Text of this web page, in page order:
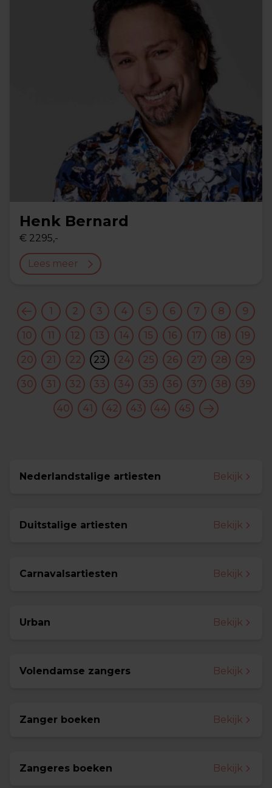
Henk Bernard
€ 2295,-
Lees meer
1 2 3 4 5 6 7 8 9
10 11 12 13 14 15 16 17 18 19
20 21 22 23 24 25 26 27 28 29
30 31 32 33 34 35 36 37 38 39
40 41 42 43 44 45
Nederlandstalige artiesten Bekijk
Duitstalige artiesten Bekijk
Carnavalsartiesten Bekijk
Urban Bekijk
Volendamse zangers Bekijk
Zanger boeken Bekijk
Zangeres boeken Bekijk